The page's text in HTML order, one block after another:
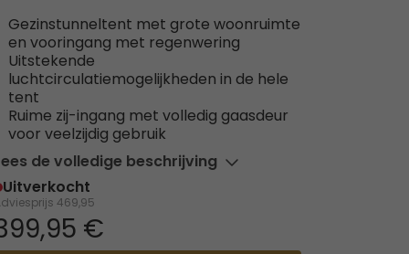
Gezinstunneltent met grote woonruimte
en vooringang met regenwering
Uitstekende
luchtcirculatiemogelijkheden in de hele
tent
Ruime zij-ingang met volledig gaasdeur
voor veelzijdig gebruik
de volledige beschrijving
Uitverkocht
469,95
€